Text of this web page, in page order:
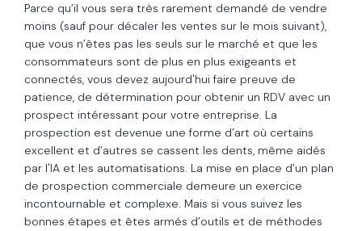
Parce qu’il vous sera très rarement demandé de vendre
moins (sauf pour décaler les ventes sur le mois suivant),
que vous n’êtes pas les seuls sur le marché et que les
consommateurs sont de plus en plus exigeants et
connectés, vous devez aujourd'hui faire preuve de
patience, de détermination pour obtenir un RDV avec un
prospect intéressant pour votre entreprise. La
prospection est devenue une forme d’art où certains
excellent et d’autres se cassent les dents, même aidés
par l'IA et les automatisations. La mise en place d’un plan
de prospection commerciale demeure un exercice
incontournable et complexe. Mais si vous suivez les
bonnes étapes et êtes armés d’outils et de méthodes